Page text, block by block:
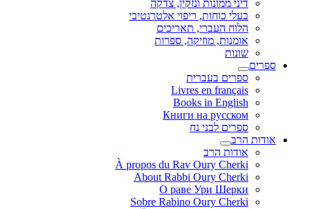
דיני ממונות ונזקין, צדקה
בעלי כוחות, ריפוי אלטרנטיבי
הלוח העברי, תאריכים
אומנות, מוזיקה, ספרות
שונות
ספרים
ספרים בעברית
Livres en français
Books in English
Книги на русском
ספרים לבני נח
אודות הרב
אודות הרב
À propos du Rav Oury Cherki
About Rabbi Oury Cherki
О раве Ури Шерки
Sobre Rabino Oury Cherki